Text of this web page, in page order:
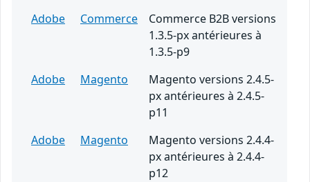
Adobe
Commerce
Commerce B2B versions
1.3.5-px antérieures à
1.3.5-p9
Adobe
Magento
Magento versions 2.4.5-
px antérieures à 2.4.5-
p11
Adobe
Magento
Magento versions 2.4.4-
px antérieures à 2.4.4-
p12